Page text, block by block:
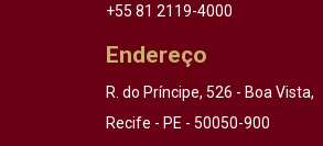
+55 81 2119-4000
Endereço
R. do Príncipe, 526 - Boa Vista,
Recife - PE - 50050-900